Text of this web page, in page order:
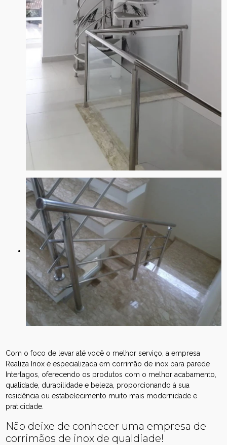
Com o foco de levar até você o melhor serviço, a empresa
Realiza Inox é especializada em corrimão de inox para parede
Interlagos, oferecendo os produtos com o melhor acabamento,
qualidade, durabilidade e beleza, proporcionando à sua
residência ou estabelecimento muito mais modernidade e
praticidade.
Não deixe de conhecer uma empresa de
corrimãos de inox de qualdiade!